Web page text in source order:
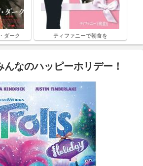
ダーク ティファニーで朝食を
んなのハッピーホリデー！